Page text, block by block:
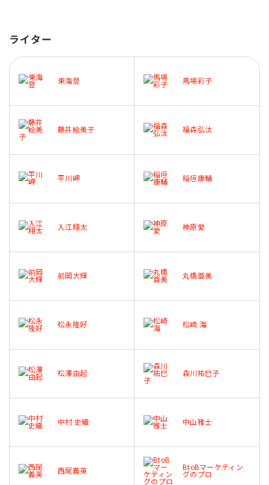
ライター
東海登 馬場彩子
藤井絵美子 福森弘汰
平川岬 稲垣康輔
入江翔太 神原愛
前岡大輝 丸橋亜美
松永隆好 松崎 海
松澤由起 森川祐巳子
中村 史織 中山雅士
西尾義英
BtoBマーケティン
グのプロ